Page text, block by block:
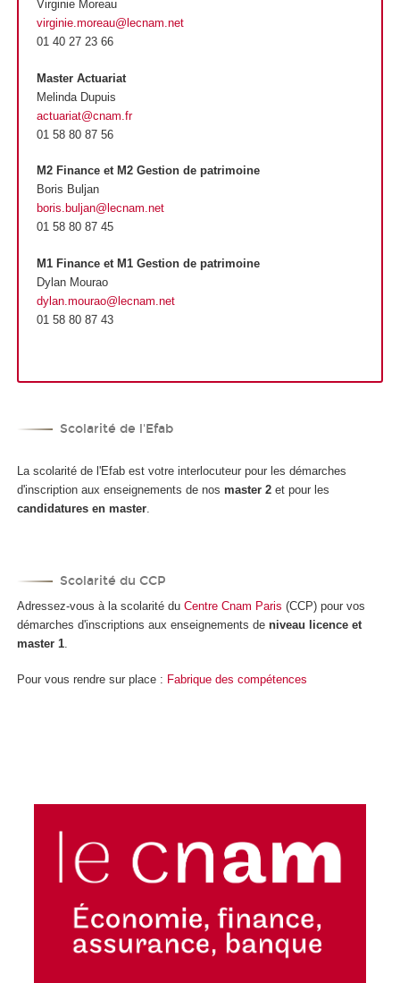
Virginie Moreau
virginie.moreau@lecnam.net
01 40 27 23 66
Master Actuariat
Melinda Dupuis
actuariat@cnam.fr
01 58 80 87 56
M2 Finance et M2 Gestion de patrimoine
Boris Buljan
boris.buljan@lecnam.net
01 58 80 87 45
M1 Finance et M1 Gestion de patrimoine
Dylan Mourao
dylan.mourao@lecnam.net
01 58 80 87 43
Scolarité de l'Efab
La scolarité de l'Efab est votre interlocuteur pour les démarches
d'inscription aux enseignements de nos master 2 et pour les
candidatures en master.
Scolarité du CCP
Adressez-vous à la scolarité du Centre Cnam Paris (CCP) pour vos
démarches d'inscriptions aux enseignements de niveau licence et
master 1
Pour vous rendre sur place : Fabrique des compétences